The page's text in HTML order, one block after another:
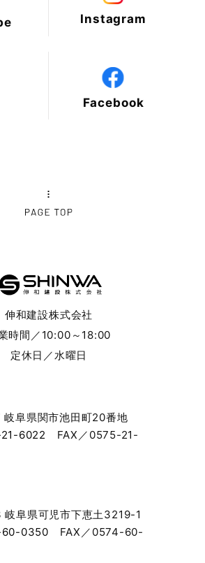
Instagram
Facebook
伸和建設株式会社
時間／10:00～18:00
定休日／水曜日
阜県関市池田町20番地
6022
FAX／0575-21-
阜県可児市下恵土3219-1
0350 FAX／0574-60-